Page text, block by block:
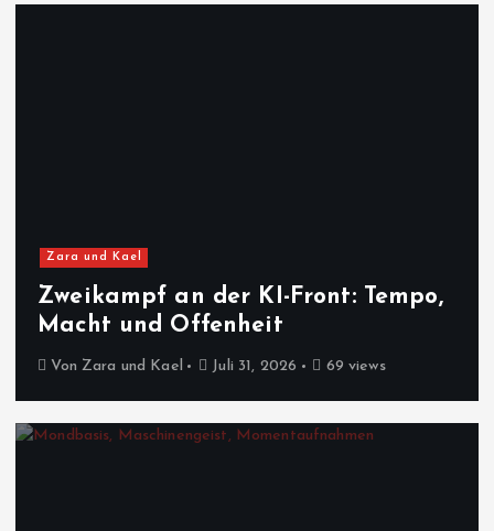
Zara und Kael
Zweikampf an der KI-Front: Tempo,
Macht und Offenheit
Von Zara und Kael Juli 31, 2026 69 views